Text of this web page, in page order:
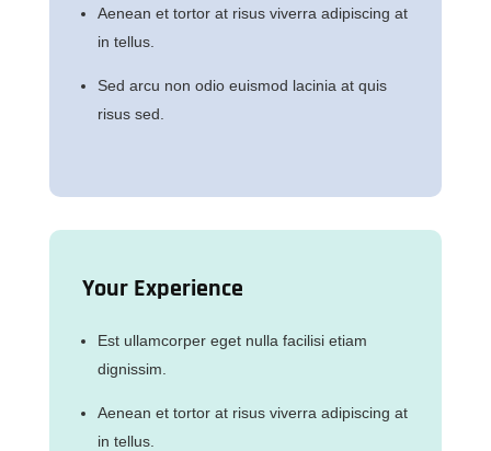
Aenean et tortor at risus viverra adipiscing at
in tellus.
Sed arcu non odio euismod lacinia at quis
risus sed.
Your Experience
Est ullamcorper eget nulla facilisi etiam
dignissim.
Aenean et tortor at risus viverra adipiscing at
in tellus.